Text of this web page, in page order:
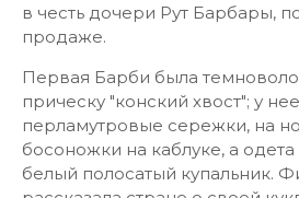
в честь дочери Рут Барбары,
продаже.
Первая Барби была
прическу "конский хвост"; у
перламутровые сережки, на
босоножки на каблуке, а
белый полосатый купальник.